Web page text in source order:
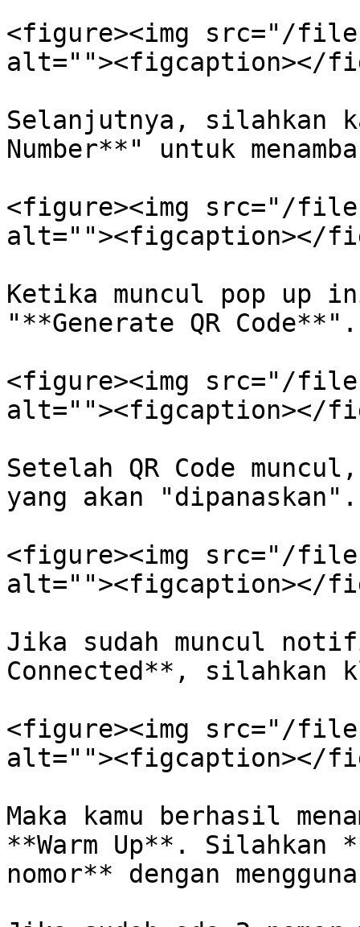
<figure><img src="/files/
alt=""><figcaption></
Selanjutnya, silahkan
Number**" untuk
<figure><img src="/files/
alt=""><figcaption></
Ketika muncul pop up
"**Generate QR Code**".
<figure><img src="/
alt=""><figcaption></
Setelah QR Code
yang akan "dipanaskan".
<figure><img src="/
alt=""><figcaption></
Jika sudah muncul
Connected**, silahkan
<figure><img src="/files/
alt=""><figcaption></
Maka kamu berhasil
**Warm Up**. Silahkan
nomor** dengan